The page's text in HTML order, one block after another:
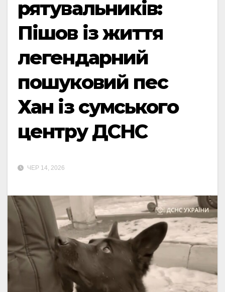
рятувальників:
Пішов із життя
легендарний
пошуковий пес
Хан із сумського
центру ДСНС
ЧЕР 14, 2026